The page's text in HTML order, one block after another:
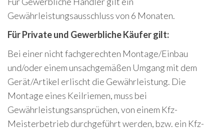
Gewährleistungsausschluss von 6 Monaten.
Für Private und Gewerbliche Käufer gilt:
Bei einer nicht fachgerechten Montage/Einbau
und/oder einem unsachgemäßen Umgang mit dem
Gerät/Artikel erlischt die Gewährleistung. Die
Montage eines Keilriemen, muss bei
Gewährleistungsansprüchen, von einem Kfz-
Meisterbetrieb durchgeführt werden, bzw. ein Kfz-